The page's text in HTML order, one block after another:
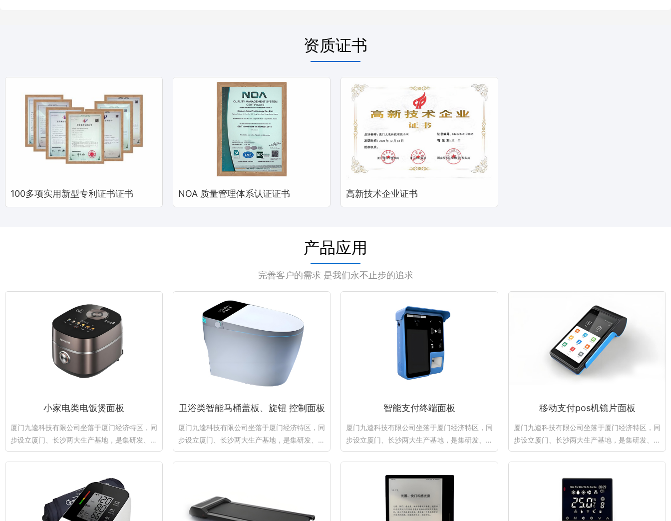
资质证书
100多项实用新型专利证书证书 NOA 质量管理体系认证证书 高新技术企业证书
产品应用
完善客户的需求 是我们永不止步的追求
小家电类电饭煲面板
厦门九逵科技有限公司坐落于厦门经济特区，同
步设立厦门、长沙两大生产基地，是集研发、精
密加工、丝印、模...
卫浴类智能马桶盖板、旋钮 控制面板
厦门九逵科技有限公司坐落于厦门经济特区，同
步设立厦门、长沙两大生产基地，是集研发、精
密加工、丝印、模...
智能支付终端面板
厦门九逵科技有限公司坐落于厦门经济特区，同
步设立厦门、长沙两大生产基地，是集研发、精
密加工、丝印、模...
移动支付pos机镜片面板
厦门九逵科技有限公司坐落于厦门经济特区，同
步设立厦门、长沙两大生产基地，是集研发、精
密加工、丝印、模...